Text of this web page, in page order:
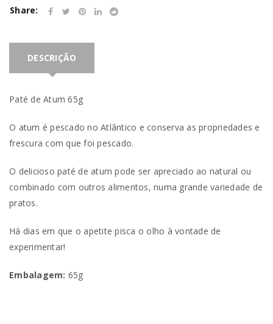
Share:
DESCRIÇÃO
Paté de Atum 65g
O atum é pescado no Atlântico e conserva as propriedades e
frescura com que foi pescado.
O delicioso paté de atum pode ser apreciado ao natural ou
combinado com outros alimentos, numa grande variedade de
pratos.
Há dias em que o apetite pisca o olho à vontade de
experimentar!
Embalagem: 65g